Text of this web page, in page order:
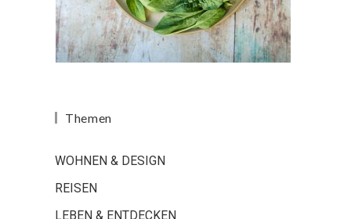
Themen
WOHNEN & DESIGN
REISEN
LEBEN & ENTDECKEN